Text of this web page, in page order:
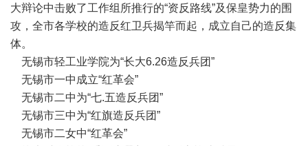
大辩论中击败了工作组所推行的“资反路线”及保皇势力的围
攻，全市各学校的造反红卫兵揭竿而起，成立自己的造反集
体。
无锡市轻工业学院为“长大6.26造反兵团”
无锡市一中成立“红革会”
无锡市二中为“七.五造反兵团”
无锡市三中为“红旗造反兵团”
无锡市二女中“红革会”